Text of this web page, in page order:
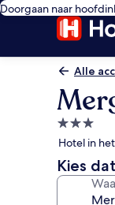
Doorgaan naar
Alle
3.0-
Hotel in
Kies